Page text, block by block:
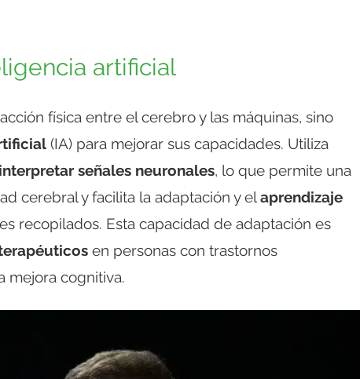
artificial
física entre el cerebro y las máquinas, sino
(IA) para mejorar sus capacidades. Utiliza
señales neuronales, lo que permite una
cerebral y facilita la adaptación y elaprendizaje
recopilados. Esta capacidad de adaptación es
en personas con trastornos
mejora cognitiva.